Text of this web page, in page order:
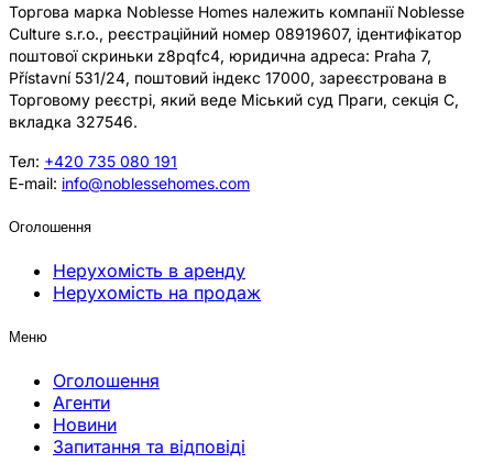
Торгова марка Noblesse Homes належить компанії Noblesse
Culture s.r.o., реєстраційний номер 08919607, ідентифікатор
поштової скриньки z8pqfc4, юридична адреса: Praha 7,
Přístavní 531/24, поштовий індекс 17000, зареєстрована в
Торговому реєстрі, який веде Міський суд Праги, секція C,
вкладка 327546.
Тел: +420 735 080 191
E-mail: info@noblessehomes.com
Оголошення
Нерухомість в аренду
Нерухомість на продаж
Меню
Оголошення
Агенти
Новини
Запитання та відповіді